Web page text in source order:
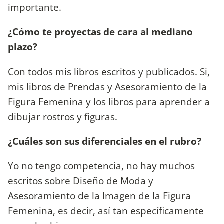
importante.
¿Cómo te proyectas de cara al mediano
plazo?
Con todos mis libros escritos y publicados. Si,
mis libros de Prendas y Asesoramiento de la
Figura Femenina y los libros para aprender a
dibujar rostros y figuras.
¿Cuáles son sus diferenciales en el rubro?
Yo no tengo competencia, no hay muchos
escritos sobre Diseño de Moda y
Asesoramiento de la Imagen de la Figura
Femenina, es decir, así tan específicamente